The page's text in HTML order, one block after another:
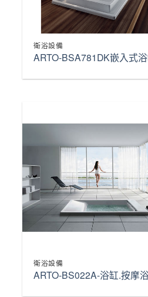
衛浴設備
ARTO-BSA781DK嵌入式
衛浴設備
ARTO-BS022A-浴缸.按摩